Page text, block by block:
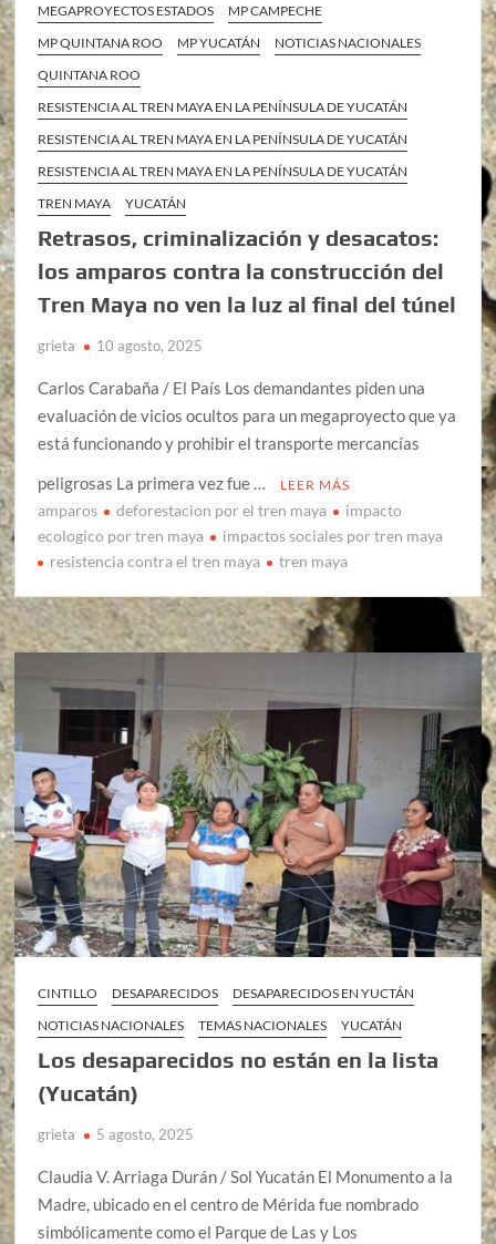
MEGAPROYECTOS ESTADOS
MP CAMPECHE
MP QUINTANA ROO
MP YUCATÁN
NOTICIAS NACIONALES
QUINTANA ROO
RESISTENCIA AL TREN MAYA EN LA PENÍNSULA DE YUCATÁN
RESISTENCIA AL TREN MAYA EN LA PENÍNSULA DE YUCATÁN
RESISTENCIA AL TREN MAYA EN LA PENÍNSULA DE YUCATÁN
TREN MAYA
YUCATÁN
Retrasos, criminalización y desacatos:
los amparos contra la construcción del
Tren Maya no ven la luz al final del túnel
grieta 10 agosto, 2025
Carlos Carabaña / El País Los demandantes piden una
evaluación de vicios ocultos para un megaproyecto que ya
está funcionando y prohibir el transporte mercancías
peligrosas La primera vez fue …
LEER MÁS
amparos deforestacion por el tren maya
impacto
ecologico por tren maya
impactos sociales por tren maya
resistencia contra el tren maya
tren maya
CINTILLO DESAPARECIDOS
DESAPARECIDOS EN YUCTÁN
NOTICIAS NACIONALES
TEMAS NACIONALES YUCATÁN
Los desaparecidos no están en la lista
(Yucatán)
grieta 5 agosto, 2025
Claudia V. Arriaga Durán / Sol Yucatán El Monumento a la
Madre, ubicado en el centro de Mérida fue nombrado
simbólicamente como el Parque de Las y Los